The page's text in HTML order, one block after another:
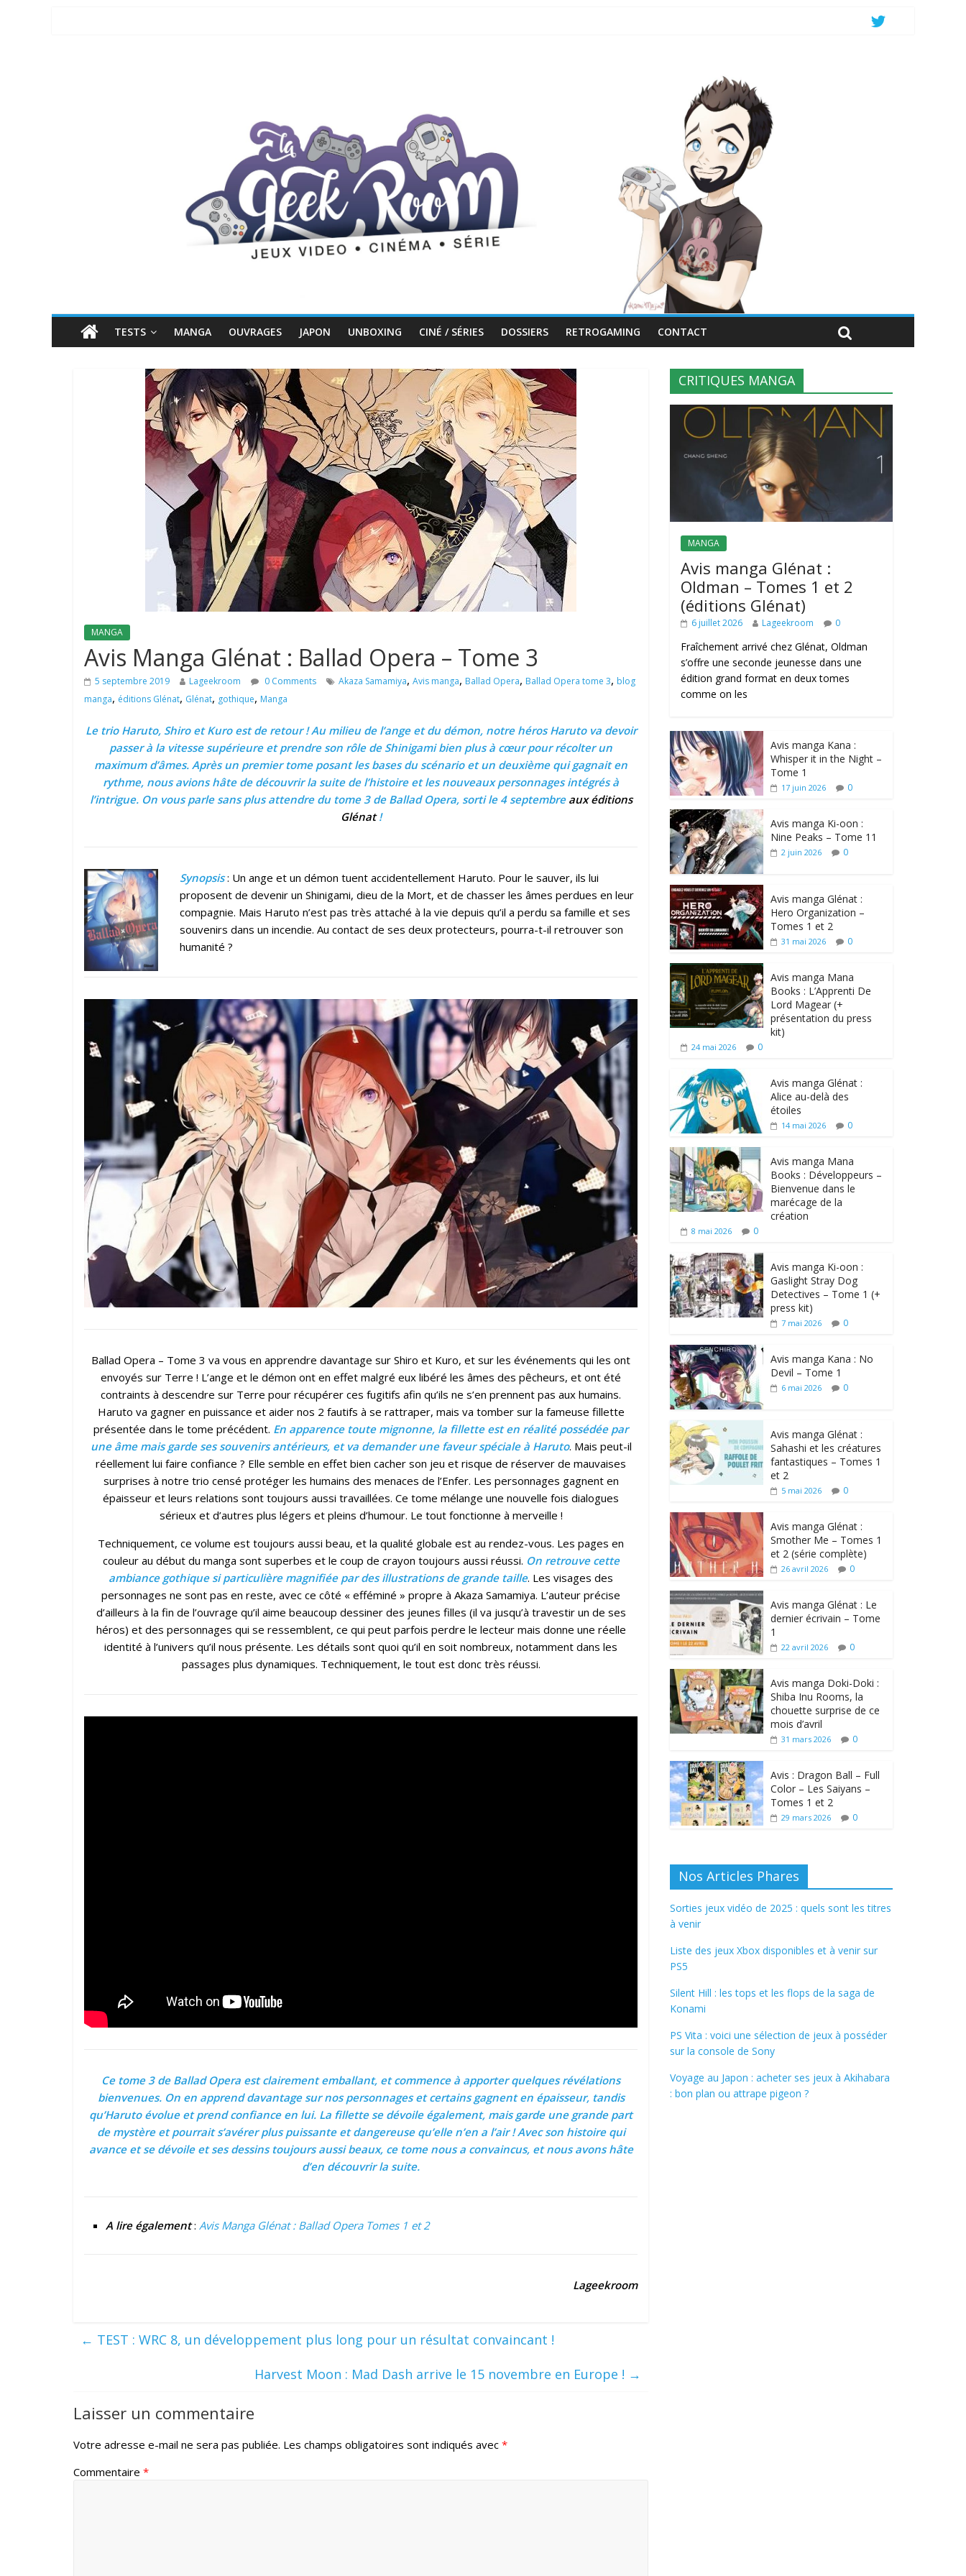
TESTS MANGA OUVRAGES JAPON UNBOXING CINÉ / SÉRIES DOSSIERS RETROGAMING CONTACT
MANGA
Avis Manga Glénat : Ballad Opera – Tome 3
5 septembre 2019 Lageekroom 0 Comments Akaza Samamiya, Avis manga, Ballad Opera, Ballad Opera tome 3, blog
manga, éditions Glénat, Glénat, gothique, Manga
Le trio Haruto, Shiro et Kuro est de retour ! Au milieu de l’ange et du démon, notre héros Haruto va devoir
passer à la vitesse supérieure et prendre son rôle de Shinigami bien plus à cœur pour récolter un
maximum d’âmes. Après un premier tome posant les bases du scénario et un deuxième qui gagnait en
rythme, nous avions hâte de découvrir la suite de l’histoire et les nouveaux personnages intégrés à
l’intrigue. On vous parle sans plus attendre du tome 3 de Ballad Opera, sorti le 4 septembre aux éditions
Glénat!
Synopsis: Un ange et un démon tuent accidentellement Haruto. Pour le sauver, ils lui
proposent de devenir un Shinigami, dieu de la Mort, et de chasser les âmes perdues en leur
compagnie. Mais Haruto n’est pas très attaché à la vie depuis qu’il a perdu sa famille et ses
souvenirs dans un incendie. Au contact de ses deux protecteurs, pourra-t-il retrouver son
humanité ?
Ballad Opera – Tome 3 va vous en apprendre davantage sur Shiro et Kuro, et sur les événements qui les ont
envoyés sur Terre ! L’ange et le démon ont en effet malgré eux libéré les âmes des pêcheurs, et ont été
contraints à descendre sur Terre pour récupérer ces fugitifs afin qu’ils ne s’en prennent pas aux humains.
Haruto va gagner en puissance et aider nos 2 fautifs à se rattraper, mais va tomber sur la fameuse fillette
présentée dans le tome précédent. En apparence toute mignonne, la fillette est en réalité possédée par
une âme mais garde ses souvenirs antérieurs, et va demander une faveur spéciale à Haruto. Mais peut-il
réellement lui faire confiance ? Elle semble en effet bien cacher son jeu et risque de réserver de mauvaises
surprises à notre trio censé protéger les humains des menaces de l’Enfer. Les personnages gagnent en
épaisseur et leurs relations sont toujours aussi travaillées. Ce tome mélange une nouvelle fois dialogues
sérieux et d’autres plus légers et pleins d’humour. Le tout fonctionne à merveille !
Techniquement, ce volume est toujours aussi beau, et la qualité globale est au rendez-vous. Les pages en
couleur au début du manga sont superbes et le coup de crayon toujours aussi réussi. On retrouve cette
ambiance gothique si particulière magnifiée par des illustrations de grande taille. Les visages des
personnages ne sont pas en reste, avec ce côté « efféminé » propre à Akaza Samamiya. L’auteur précise
d’ailleurs à la fin de l’ouvrage qu’il aime beaucoup dessiner des jeunes filles (il va jusqu’à travestir un de ses
héros) et des personnages qui se ressemblent, ce qui peut parfois perdre le lecteur mais donne une réelle
identité à l’univers qu’il nous présente. Les détails sont quoi qu’il en soit nombreux, notamment dans les
passages plus dynamiques. Techniquement, le tout est donc très réussi.
Ce tome 3 de Ballad Opera est clairement emballant, et commence à apporter quelques révélations
bienvenues. On en apprend davantage sur nos personnages et certains gagnent en épaisseur, tandis
qu’Haruto évolue et prend confiance en lui. La fillette se dévoile également, mais garde une grande part
de mystère et pourrait s’avérer plus puissante et dangereuse qu’elle n’en a l’air ! Avec son histoire qui
avance et se dévoile et ses dessins toujours aussi beaux, ce tome nous a convaincus, et nous avons hâte
d’en découvrir la suite.
A lire également: Avis Manga Glénat : Ballad Opera Tomes 1 et 2
Lageekroom
← TEST : WRC 8, un développement plus long pour un résultat convaincant !
Harvest Moon : Mad Dash arrive le 15 novembre en Europe ! →
Laisser un commentaire
Votre adresse e-mail ne sera pas publiée. Les champs obligatoires sont indiqués avec *
Commentaire *
CRITIQUES MANGA
MANGA
Avis manga Glénat :
Oldman – Tomes 1 et 2
(éditions Glénat)
6 juillet 2026 Lageekroom 0
Fraîchement arrivé chez Glénat, Oldman
s’offre une seconde jeunesse dans une
édition grand format en deux tomes
comme on les
Avis manga Kana :
Whisper it in the Night –
Tome 1
17 juin 2026 0
Avis manga Ki-oon :
Nine Peaks – Tome 11
2 juin 2026 0
Avis manga Glénat :
Hero Organization –
Tomes 1 et 2
31 mai 2026 0
Avis manga Mana
Books : L’Apprenti De
Lord Magear (+
présentation du press
kit)
24 mai 2026 0
Avis manga Glénat :
Alice au-delà des
étoiles
14 mai 2026 0
Avis manga Mana
Books : Développeurs –
Bienvenue dans le
marécage de la
création
8 mai 2026 0
Avis manga Ki-oon :
Gaslight Stray Dog
Detectives – Tome 1 (+
press kit)
7 mai 2026 0
Avis manga Kana : No
Devil – Tome 1
6 mai 2026 0
Avis manga Glénat :
Sahashi et les créatures
fantastiques – Tomes 1
et 2
5 mai 2026 0
Avis manga Glénat :
Smother Me – Tomes 1
et 2 (série complète)
26 avril 2026 0
Avis manga Glénat : Le
dernier écrivain – Tome
1
22 avril 2026 0
Avis manga Doki-Doki :
Shiba Inu Rooms, la
chouette surprise de ce
mois d’avril
31 mars 2026 0
Avis : Dragon Ball – Full
Color – Les Saiyans –
Tomes 1 et 2
29 mars 2026 0
Nos Articles Phares
Sorties jeux vidéo de 2025 : quels sont les titres
à venir
Liste des jeux Xbox disponibles et à venir sur
PS5
Silent Hill : les tops et les flops de la saga de
Konami
PS Vita : voici une sélection de jeux à posséder
sur la console de Sony
Voyage au Japon : acheter ses jeux à Akihabara
: bon plan ou attrape pigeon ?